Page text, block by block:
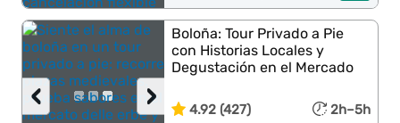
›
‹
Boloña: Tour Privado a Pie
con Historias Locales y
Degustación en el Mercado
4.92 (427) 2h–5h